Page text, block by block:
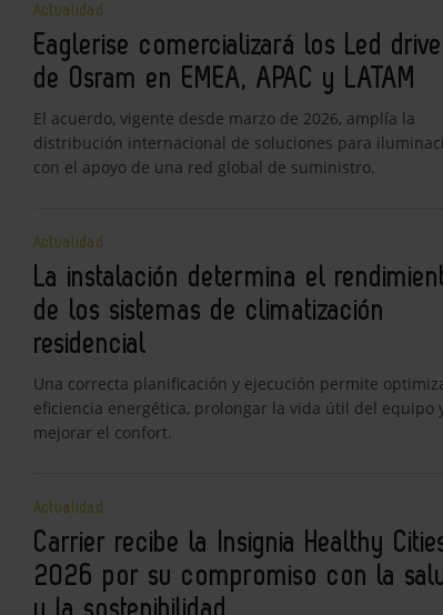
Actualidad
Eaglerise comercializará los Led
de Osram en EMEA, APAC y LATAM
El acuerdo, vigente desde marzo de 2026, amplía la
distribución internacional de soluciones para
con el apoyo de una red global de suministro.
Actualidad
La instalación determina el
de los sistemas de climatización
residencial
Una correcta planificación y ejecución permite
eficiencia energética, prolongar la vida útil del equipo
mejorar el confort.
Actualidad
Carrier recibe la Insignia Healthy
2026 por su compromiso con la
y la sostenibilidad